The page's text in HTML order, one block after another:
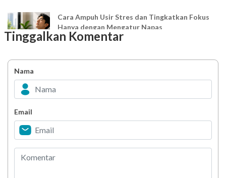
Cara Ampuh Usir Stres dan Tingkatkan Fokus
Hanya dengan Mengatur Napas
Bahagia dalam Tubuh
Minuman Manis, Teman atau Ancaman?
Berani Selesaikan Challenge 6.000 Langkah?
Tinggalkan Komentar
Nama
Email